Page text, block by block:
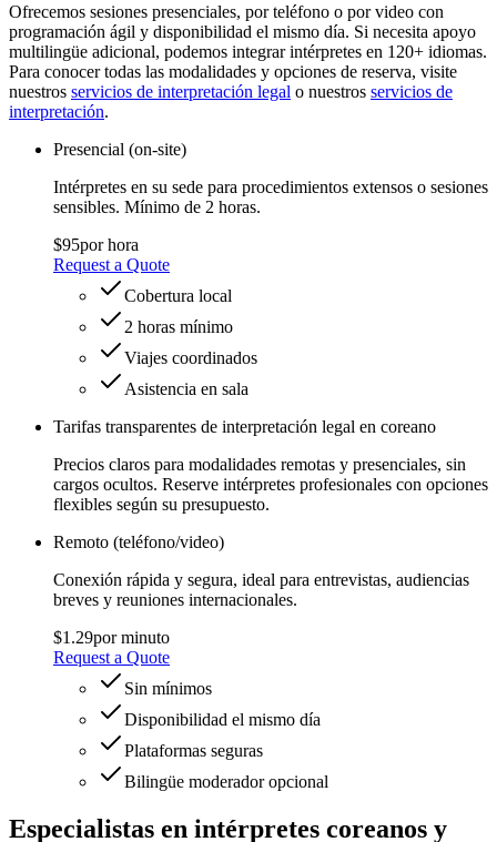
Ofrecemos sesiones presenciales, por teléfono o por video con
programación ágil y disponibilidad el mismo día. Si necesita apoyo
multilingüe adicional, podemos integrar intérpretes en 120+ idiomas.
Para conocer todas las modalidades y opciones de reserva, visite
nuestros servicios de interpretación legal o nuestros servicios de
interpretación.
Presencial (on‑site)
Intérpretes en su sede para procedimientos extensos o sesiones
sensibles. Mínimo de 2 horas.
$95por hora
Request a Quote
Cobertura local
2 horas mínimo
Viajes coordinados
Asistencia en sala
Tarifas transparentes de interpretación legal en coreano
Precios claros para modalidades remotas y presenciales, sin
cargos ocultos. Reserve intérpretes profesionales con opciones
flexibles según su presupuesto.
Remoto (teléfono/video)
Conexión rápida y segura, ideal para entrevistas, audiencias
breves y reuniones internacionales.
$1.29por minuto
Request a Quote
Sin mínimos
Disponibilidad el mismo día
Plataformas seguras
Bilingüe moderador opcional
Especialistas en intérpretes coreanos y